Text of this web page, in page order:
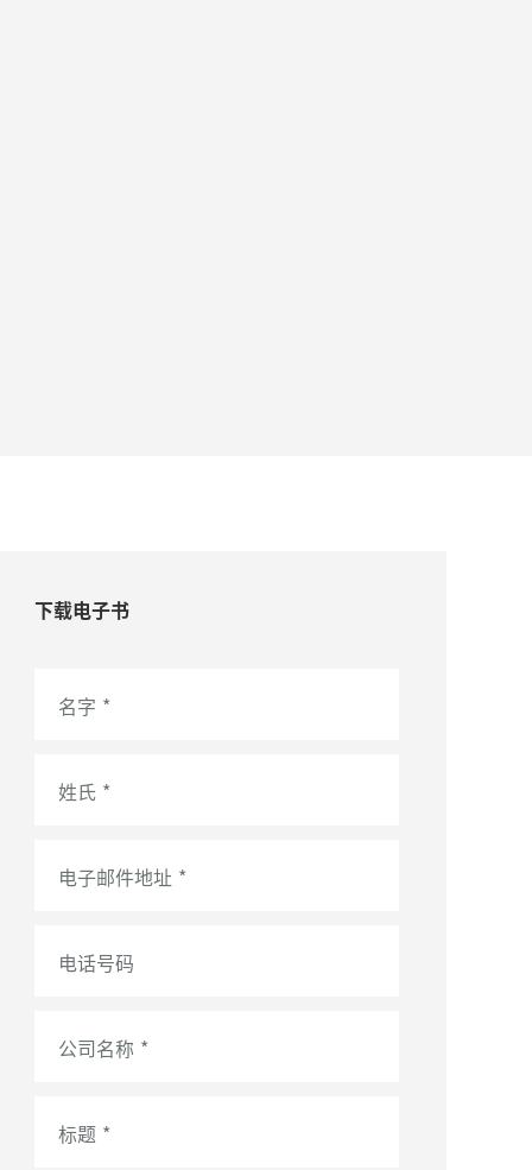
下载电子书
名字 *
姓氏 *
电子邮件地址 *
电话号码
公司名称 *
标题 *